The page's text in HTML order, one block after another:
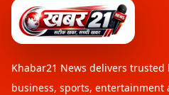
Khabar21 News delivers trusted
business, sports, entertainment